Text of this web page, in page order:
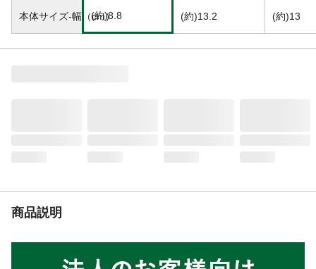
るので使わない。●使用中、かぶれたり、刺
激等の異常を感じたときには使用を中止
し、商品を持参し医師に相談する。●目に入
本体サイズ-幅（cm）
(約)8.8 (約)13.2 (約)13
商品説明